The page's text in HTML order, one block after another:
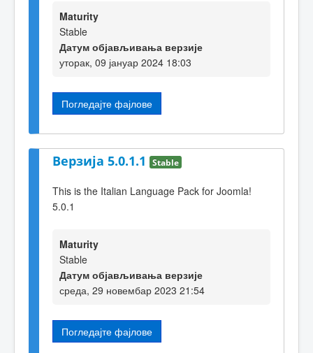
Maturity
Stable
Датум објављивања верзије
уторак, 09 јануар 2024 18:03
Погледајте фајлове
Верзија 5.0.1.1 Stable
This is the Italian Language Pack for Joomla!
5.0.1
Maturity
Stable
Датум објављивања верзије
среда, 29 новембар 2023 21:54
Погледајте фајлове